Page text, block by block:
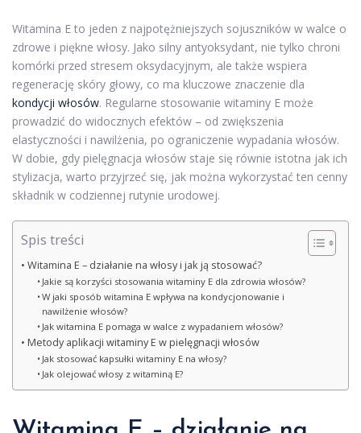
Witamina E to jeden z najpotężniejszych sojuszników w walce o
zdrowe i piękne włosy. Jako silny antyoksydant, nie tylko chroni
komórki przed stresem oksydacyjnym, ale także wspiera
regenerację skóry głowy, co ma kluczowe znaczenie dla
kondycji włosów. Regularne stosowanie witaminy E może
prowadzić do widocznych efektów – od zwiększenia
elastyczności i nawilżenia, po ograniczenie wypadania włosów.
W dobie, gdy pielęgnacja włosów staje się równie istotna jak ich
stylizacja, warto przyjrzeć się, jak można wykorzystać ten cenny
składnik w codziennej rutynie urodowej.
Spis treści
Witamina E – działanie na włosy i jak ją stosować?
Jakie są korzyści stosowania witaminy E dla zdrowia włosów?
W jaki sposób witamina E wpływa na kondycjonowanie i
nawilżenie włosów?
Jak witamina E pomaga w walce z wypadaniem włosów?
Metody aplikacji witaminy E w pielęgnacji włosów
Jak stosować kapsułki witaminy E na włosy?
Jak olejować włosy z witaminą E?